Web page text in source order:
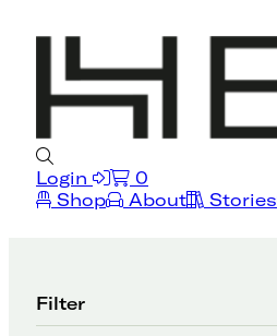
Login
0
Shop
About Stories
Filter